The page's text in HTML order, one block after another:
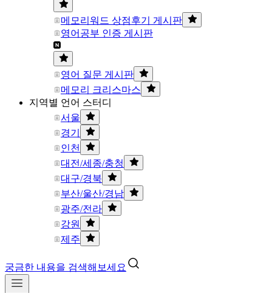
메모리워드 상점후기 게시판
영어공부 인증 게시판
영어 질문 게시판
메모리 크리스마스
지역별 언어 스터디
서울
경기
인천
대전/세종/충청
대구/경북
부산/울산/경남
광주/전라
강원
제주
궁금한 내용을 검색해보세요